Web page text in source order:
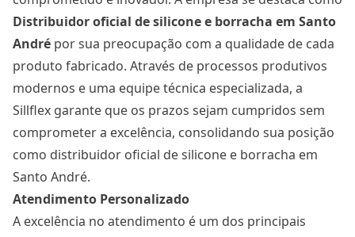
Distribuidor oficial de silicone e borracha em Santo
André por sua preocupação com a qualidade de cada
produto fabricado. Através de processos produtivos
modernos e uma equipe técnica especializada, a
Sillflex garante que os prazos sejam cumpridos sem
comprometer a excelência, consolidando sua posição
como distribuidor oficial de silicone e borracha em
Santo André.
Atendimento Personalizado
A excelência no atendimento é um dos principais